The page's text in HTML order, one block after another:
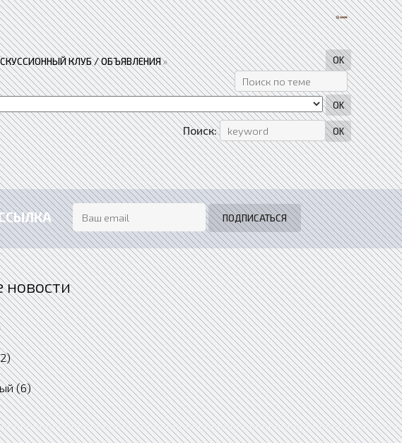
КЛУБ / ОБЪЯВЛЕНИЯ»
Поиск:
новости
(6)